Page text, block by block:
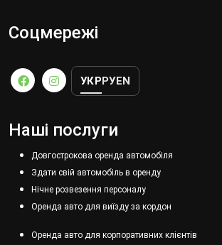
Соцмережі
УКРРУEN
Наші послуги
Довгострокова оренда автомобіля
Здати свій автомобіль в оренду
Нічне розвезення персоналу
Оренда авто для виїзду за кордон
Оренда авто для корпоративних клієнтів